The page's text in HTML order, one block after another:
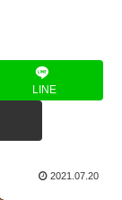
LINE
2021.07.20